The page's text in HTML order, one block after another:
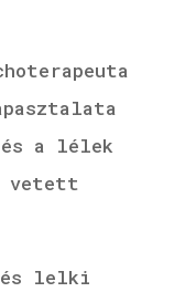
a lélek
vetett
és lelki